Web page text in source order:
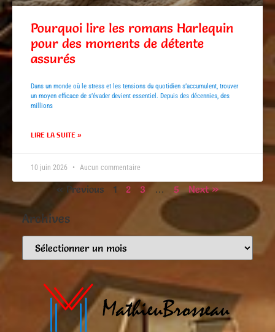
Pourquoi lire les romans Harlequin
pour des moments de détente
assurés
Dans un monde où le stress et les tensions du quotidien s’accumulent, trouver
un moyen efficace de s’évader devient essentiel. Depuis des décennies, des
millions
LIRE LA SUITE »
10 juin 2026 Aucun commentaire
« Previous 1 2 3 … 5 Next »
Archives